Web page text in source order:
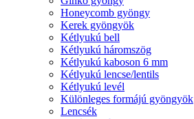
Honeycomb gyöngy
Kerek gyöngyök
Kétlyukú bell
Kétlyukú háromszög
Kétlyukú kaboson 6 mm
Kétlyukú lencse/lentils
Kétlyukú levél
Különleges formájú gyöngyök
Lencsék